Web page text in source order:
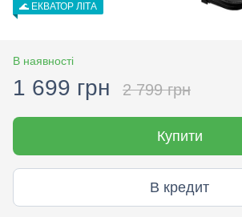
🌊 ЕКВАТОР ЛІТА
В наявності
1 699 грн 2 799 грн
Купити
В кредит